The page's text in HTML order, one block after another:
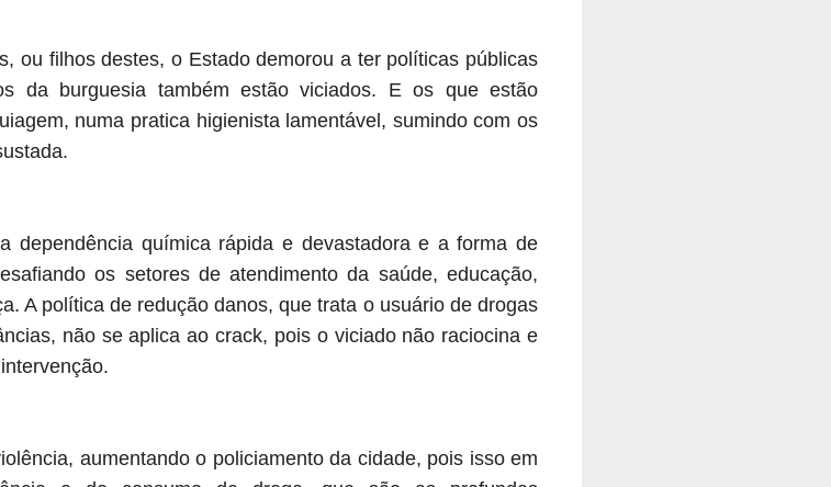
ou filhos destes, o Estado demorou a ter políticas públicas
da burguesia também estão viciados. E os que estão
numa pratica higienista lamentável, sumindo com os
dependência química rápida e devastadora e a forma de
os setores de atendimento da saúde, educação,
A política de redução danos, que trata o usuário de drogas
não se aplica ao crack, pois o viciado não raciocina e
aumentando o policiamento da cidade, pois isso em